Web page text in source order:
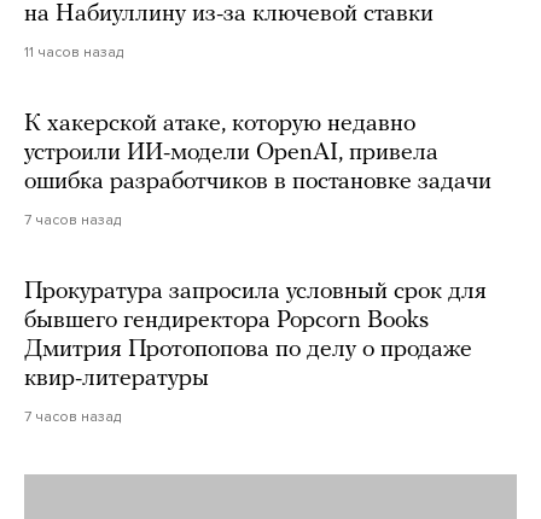
на Набиуллину из-за ключевой ставки
11 часов назад
К хакерской атаке, которую недавно
устроили ИИ-модели OpenAI, привела
ошибка разработчиков в постановке задачи
7 часов назад
Прокуратура запросила условный срок для
бывшего гендиректора Popcorn Books
Дмитрия Протопопова по делу о продаже
квир-литературы
7 часов назад